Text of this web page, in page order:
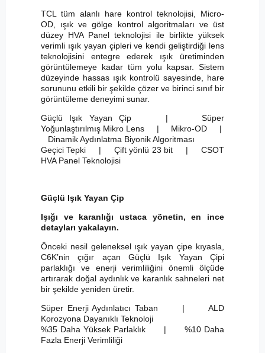
TCL tüm alanlı hare kontrol teknolojisi, Micro-
OD, ışık ve gölge kontrol algoritmaları ve üst
düzey HVA Panel teknolojisi ile birlikte yüksek
verimli ışık yayan çipleri ve kendi geliştirdiği lens
teknolojisini entegre ederek ışık üretiminden
görüntülemeye kadar tüm yolu kapsar. Sistem
düzeyinde hassas ışık kontrolü sayesinde, hare
sorununu etkili bir şekilde çözer ve birinci sınıf bir
görüntüleme deneyimi sunar.
Güçlü Işık Yayan Çip | Süper
Yoğunlaştırılmış Mikro Lens | Mikro-OD |
Dinamik Aydınlatma Biyonik Algoritması
Geçici Tepki | Çift yönlü 23 bit | CSOT
HVA Panel Teknolojisi
Güçlü Işık Yayan Çip
Işığı ve karanlığı ustaca yönetin, en ince
detayları yakalayın.
Önceki nesil geleneksel ışık yayan çipe kıyasla,
C6K’nin çığır açan Güçlü Işık Yayan Çipi
parlaklığı ve enerji verimliliğini önemli ölçüde
artırarak doğal aydınlık ve karanlık sahneleri net
bir şekilde yeniden üretir.
Süper Enerji Aydınlatıcı Taban | ALD
Korozyona Dayanıklı Teknoloji
%35 Daha Yüksek Parlaklık | %10 Daha
Fazla Enerji Verimliliği